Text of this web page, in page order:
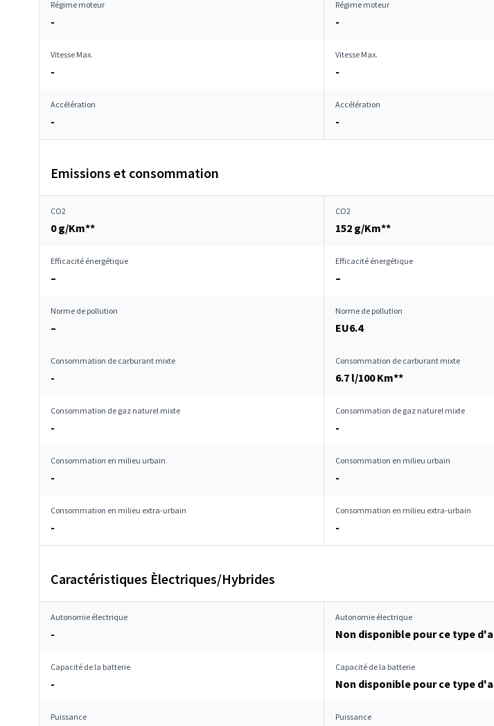
Régime moteur
-
Régime moteur
-
Vitesse Max.
-
Vitesse Max.
-
Accélération
-
Accélération
-
Emissions et consommation
CO2
0 g/Km**
CO2
152 g/Km**
Efficacité énergétique
–
Efficacité énergétique
–
Norme de pollution
–
Norme de pollution
EU6.4
Consommation de carburant mixte
-
Consommation de carburant mixte
6.7 l/100 Km**
Consommation de gaz naturel mixte
-
Consommation de gaz naturel mixte
-
Consommation en milieu urbain
-
Consommation en milieu urbain
-
Consommation en milieu extra-urbain
-
Consommation en milieu extra-urbain
-
Caractéristiques Èlectriques/Hybrides
Autonomie électrique
-
Autonomie électrique
Non disponible pour ce type
Capacité de la batterie
-
Capacité de la batterie
Non disponible pour ce type
Puissance Puissance